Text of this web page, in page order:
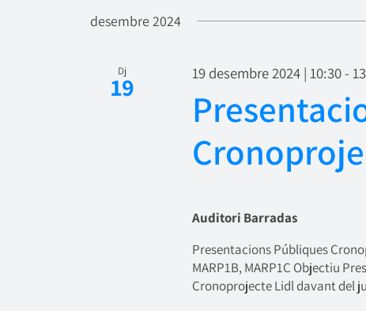
desembre 2024
Dj
19 19 desembre 2024 | 10:30-
Auditori Barradas
Presentacions Públiques
MARP1B, MARP1C Objectiu
Cronoprojecte Lidl davant del